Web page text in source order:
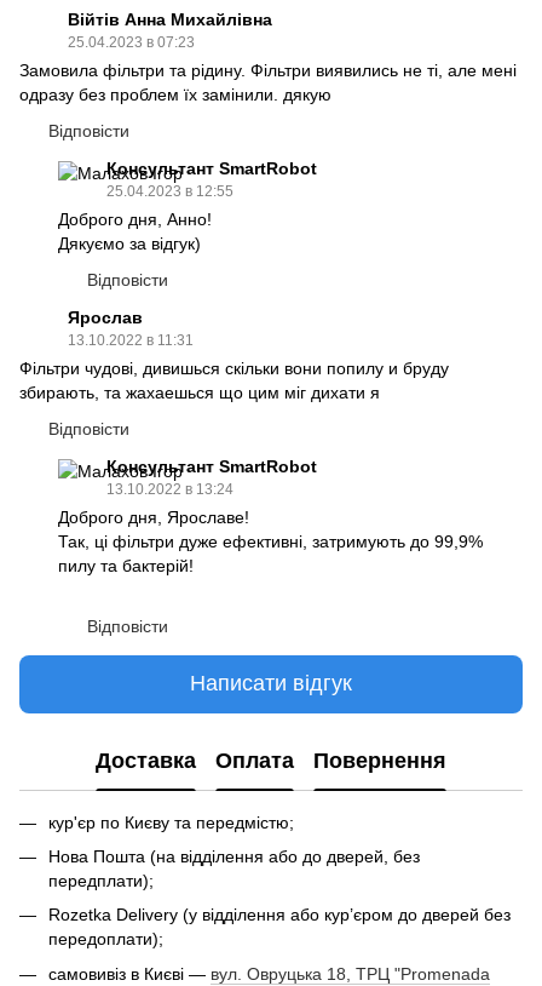
Війтів Анна Михайлівна
25.04.2023 в 07:23
Замовила фільтри та рідину. Фільтри виявились не ті, але мені
одразу без проблем їх замінили. дякую
Відповісти
Консультант SmartRobot
25.04.2023 в 12:55
Доброго дня, Анно!
Дякуємо за відгук)
Відповісти
Ярослав
13.10.2022 в 11:31
Фільтри чудові, дивишься скільки вони попилу и бруду
збирають, та жахаешься що цим міг дихати я
Відповісти
Консультант SmartRobot
13.10.2022 в 13:24
Доброго дня, Ярославе!
Так, ці фільтри дуже ефективні, затримують до 99,9%
пилу та бактерій!
Відповісти
Написати відгук
Доставка Оплата Повернення
кур'єр по Києву та передмістю;
Нова Пошта (на відділення або до дверей, без
передплати);
Rozetka Delivery (у відділення або кур’єром до дверей без
передоплати);
самовивіз в Києві — вул. Овруцька 18, ТРЦ "Promenada